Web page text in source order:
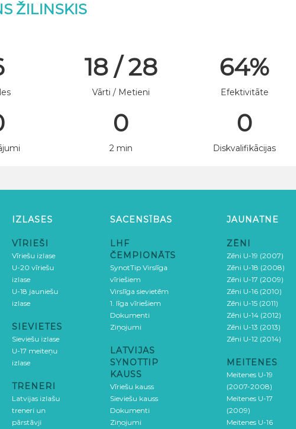
ŽILINSKIS
18 / 28
Vārti / Metieni
64%
Efektivitāte
0
2 min
0
Diskvalifikācijas
IZLASES
VĪRIEŠI
Vīriešu izlase
U-20 vīriešu
izlase
U-18 jauniešu
izlase
SIEVIETES
Sieviešu izlase
U-17 meiteņu
izlase
TRENERI
Latvijas izlašu
treneri un
pārstāvji
SACENSĪBAS
LHF
ČEMPIONĀTS
SynotTip Virslīga
vīriešiem
Virslīga sievietēm
1. līga vīriešiem
Dokumenti
Ziņojumi
LATVIJAS
SYNOTTIP
KAUSS
Vīriešu kauss
Sieviešu kauss
Dokumenti
Ziņojumi
JAUNATNE
ZĒNI
Zēni U-19 (2007)
Zēni U-18 (2008)
Zēni U-17 (2009)
Zēni U-16 (2010)
Zēni U-15 (2011)
Zēni U-14 (2012)
Zēni U-13 (2013)
Zēni U-12 (2014)
MEITENES
Meitenes U-19
(2007-2008)
Meitenes U-17
(2009)
Meitenes U-16